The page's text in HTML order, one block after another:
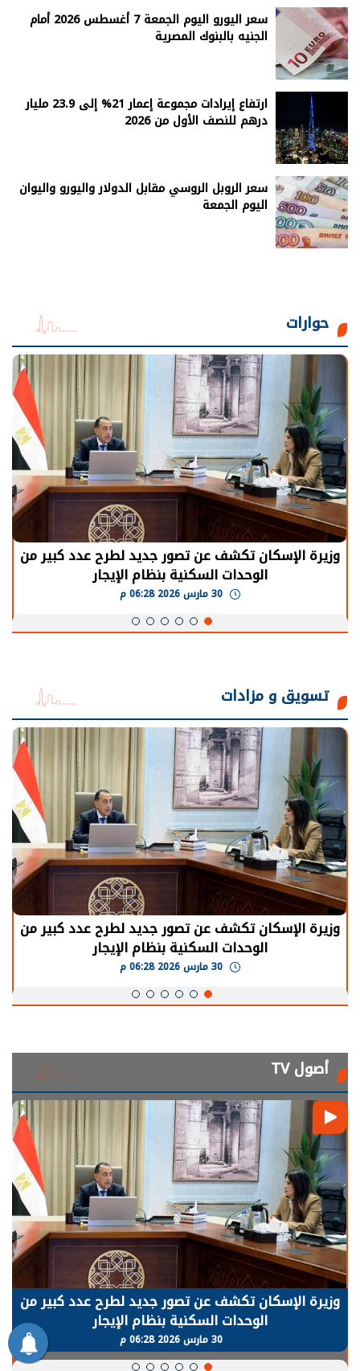
سعر اليورو اليوم الجمعة 7 أغسطس 2026 أمام
الجنيه بالبنوك المصرية
ارتفاع إيرادات مجموعة إعمار 21% إلى 23.9 مليار
درهم للنصف الأول من 2026
سعر الروبل الروسي مقابل الدولار واليورو واليوان
اليوم الجمعة
حوارات
الرئيس السيسي: توقف الأنشطة في قطاع الطاقة
يحتاج إلى سنوات لعودة معدلات الإنتاج الطبيعية
تسويق و مزادات
الرئيس السيسي: توقف الأنشطة في قطاع الطاقة
يحتاج إلى سنوات لعودة معدلات الإنتاج الطبيعية
أصول TV
الرئيس السيسي: توقف الأنشطة في قطاع الطاقة
يحتاج إلى سنوات لعودة معدلات الإنتاج الطبيعية